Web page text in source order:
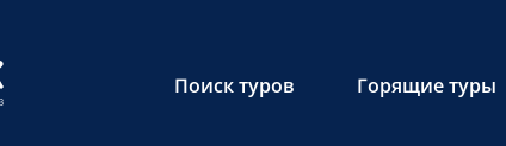
Поиск туров Горящие туры